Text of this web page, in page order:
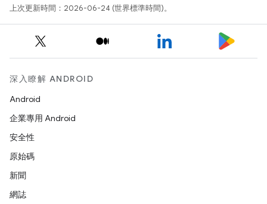
上次更新時間：2026-06-24 (世界標準時間)。
深入瞭解 ANDROID
Android
企業專用 Android
安全性
原始碼
新聞
網誌